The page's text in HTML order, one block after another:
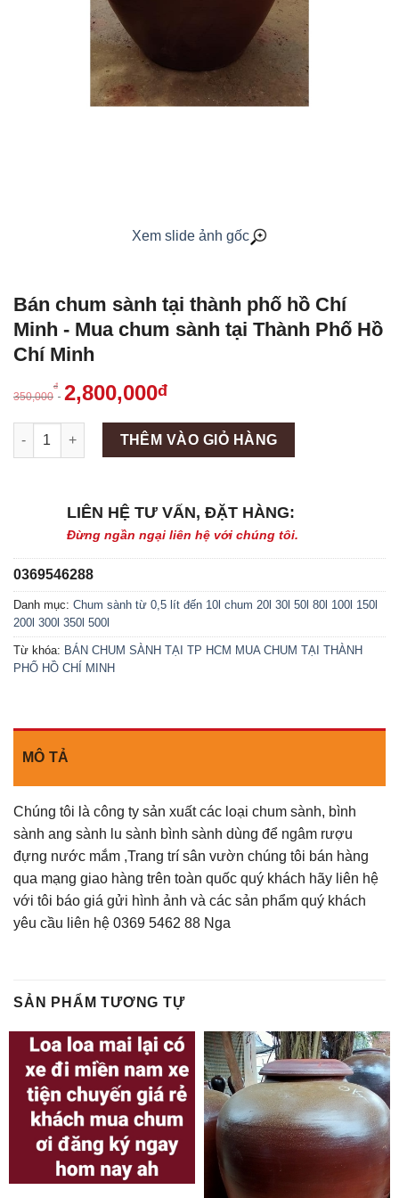
Xem slide ảnh gốc
Bán chum sành tại thành phố hồ Chí
Minh - Mua chum sành tại Thành Phố Hồ
Chí Minh
350,000
đ 2,800,000đ
Máy làm đá viên Scotsman NW458AS số lượng
THÊM VÀO GIỎ HÀNG
LIÊN HỆ TƯ VẤN, ĐẶT HÀNG:
Đừng ngần ngại liên hệ với chúng tôi.
0369546288
Danh mục: Chum sành từ 0,5 lít đến 10l chum 20l 30l 50l 80l 100l 150l
200l 300l 350l 500l
Từ khóa: BÁN CHUM SÀNH TẠI TP HCM MUA CHUM TẠI THÀNH
PHỐ HỒ CHÍ MINH
MÔ TẢ
Chúng tôi là công ty sản xuất các loại chum sành, bình
sành ang sành lu sành bình sành dùng để ngâm rượu
đựng nước mắm ,Trang trí sân vườn chúng tôi bán hàng
qua mạng giao hàng trên toàn quốc quý khách hãy liên hệ
với tôi báo giá gửi hình ảnh và các sản phẩm quý khách
yêu cầu liên hệ 0369 5462 88 Nga
SẢN PHẨM TƯƠNG TỰ